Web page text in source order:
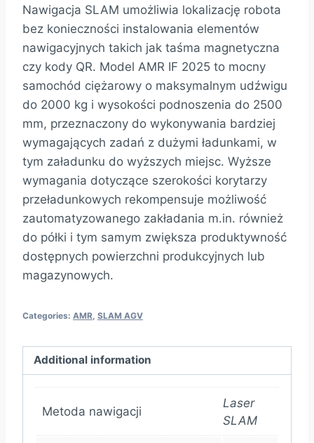
Nawigacja SLAM umożliwia lokalizację robota
bez konieczności instalowania elementów
nawigacyjnych takich jak taśma magnetyczna
czy kody QR. Model AMR IF 2025 to mocny
samochód ciężarowy o maksymalnym udźwigu
do 2000 kg i wysokości podnoszenia do 2500
mm, przeznaczony do wykonywania bardziej
wymagających zadań z dużymi ładunkami, w
tym załadunku do wyższych miejsc. Wyższe
wymagania dotyczące szerokości korytarzy
przeładunkowych rekompensuje możliwość
zautomatyzowanego zakładania m.in. również
do półki i tym samym zwiększa produktywność
dostępnych powierzchni produkcyjnych lub
magazynowych.
Categories: AMR SLAM AGV
Additional information
Metoda nawigacji
Laser
SLAM